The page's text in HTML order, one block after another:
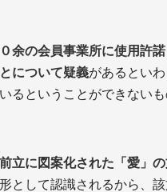
０余の会員事業所に使用許
について疑義があるといわ
るということができないも
立に図案化された「愛」
して認識されるから、